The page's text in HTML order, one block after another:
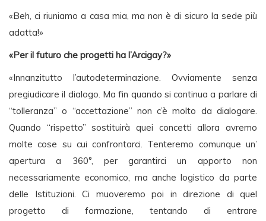
«Beh, ci riuniamo a casa mia, ma non è di sicuro la sede più
adatta!»
«Per il futuro che progetti ha l’Arcigay?»
«Innanzitutto l’autodeterminazione. Ovviamente senza
pregiudicare il dialogo. Ma fin quando si continua a parlare di
“tolleranza” o “accettazione” non c’è molto da dialogare.
Quando “rispetto” sostituirà quei concetti allora avremo
molte cose su cui confrontarci. Tenteremo comunque un’
apertura a 360°, per garantirci un apporto non
necessariamente economico, ma anche logistico da parte
delle Istituzioni. Ci muoveremo poi in direzione di quel
progetto di formazione, tentando di entrare